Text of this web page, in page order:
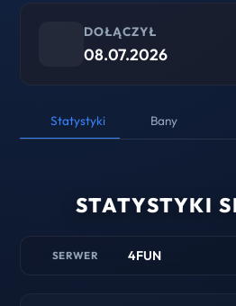
DOŁĄCZYŁ
08.07.2026
Statystyki Bany
STATYSTYKI
SERWER 4FUN